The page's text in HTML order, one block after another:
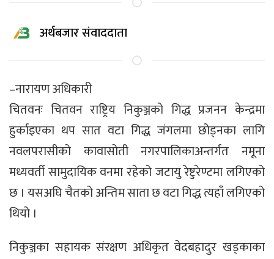
अर्थबजार संवाददाता
–नारायण अधिकारी
चितवनः चितवन राष्ट्रिय निकुञ्जको गिद्ध प्रजनन केन्द्रमा
हुर्काइएका थप सात वटा गिद्ध जंगलमा छोड्नका लागि
नवलपरासीको कावासोती नगरपालिकाअन्तर्गत नमूना
मध्यवर्ती सामुदायिक वनमा रहेको जटायु रेष्टुरेण्टमा लगिएको
छ । यसअघि चैतको अन्तिम साता छ वटा गिद्ध त्यहाँ लगिएको
थियो ।
निकुञ्जका सहायक संरक्षण अधिकृत वेदबहादुर खड्काका